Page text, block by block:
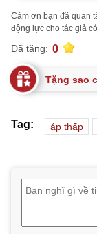
Cảm ơn bạn đã quan
động lực cho tác giả
Đã tặng: 0
Tặng sao
Tag: áp thấp